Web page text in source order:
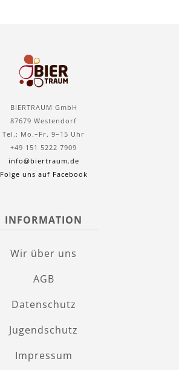
BIERTRAUM GmbH
87679 Westendorf
Tel.: Mo.–Fr. 9–15 Uhr
+49 151 5222 7909
info@biertraum.de
Folge uns auf Facebook
INFORMATION
Wir über uns
AGB
Datenschutz
Jugendschutz
Impressum